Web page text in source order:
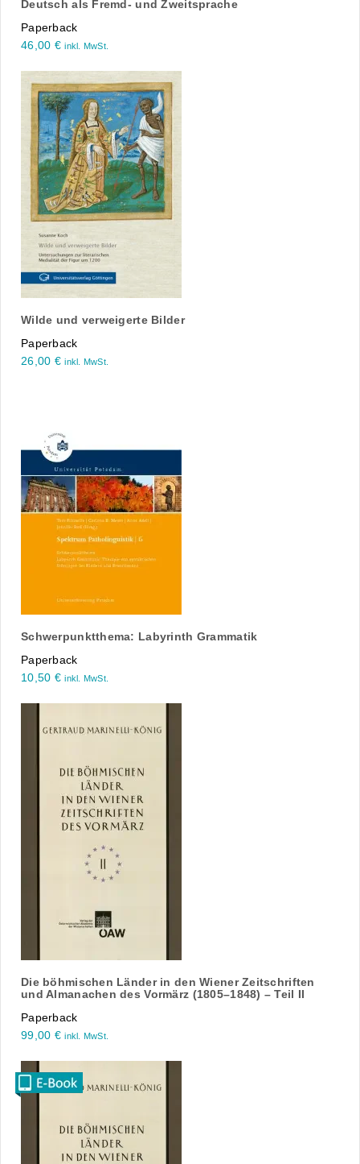
Deutsch als Fremd- und Zweitsprache
Paperback
46,00 € inkl. MwSt.
Wilde und verweigerte Bilder
Paperback
26,00 € inkl. MwSt.
Schwerpunktthema: Labyrinth Grammatik
Paperback
10,50 € inkl. MwSt.
Die böhmischen Länder in den Wiener Zeitschriften
und Almanachen des Vormärz (1805–1848) – Teil II
Paperback
99,00 € inkl. MwSt.